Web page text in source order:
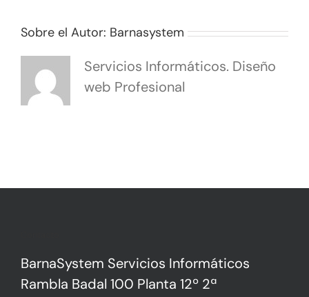
Sobre el Autor: Barnasystem
Servicios Informáticos. Diseño
web Profesional
BarnaSystem Servicios Informáticos
Rambla Badal 100 Planta 12º 2ª